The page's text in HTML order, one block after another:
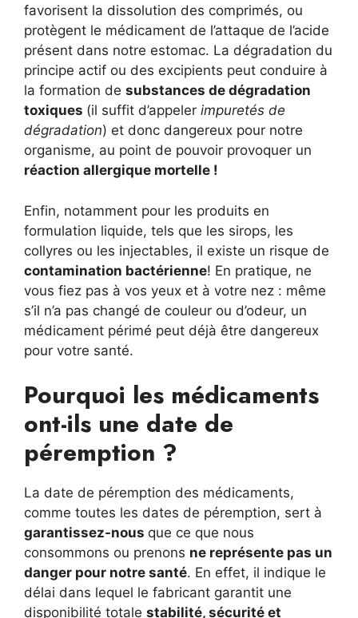
favorisent la dissolution des comprimés, ou
protègent le médicament de l’attaque de l’acide
présent dans notre estomac. La dégradation du
principe actif ou des excipients peut conduire à
la formation de substances de dégradation
toxiques (il suffit d’appeler impuretés de
dégradation) et donc dangereux pour notre
organisme, au point de pouvoir provoquer un
réaction allergique mortelle !
Enfin, notamment pour les produits en
formulation liquide, tels que les sirops, les
collyres ou les injectables, il existe un risque de
contamination bactérienne! En pratique, ne
vous fiez pas à vos yeux et à votre nez : même
s’il n’a pas changé de couleur ou d’odeur, un
médicament périmé peut déjà être dangereux
pour votre santé.
Pourquoi les médicaments
ont-ils une date de
péremption ?
La date de péremption des médicaments,
comme toutes les dates de péremption, sert à
garantissez-nous que ce que nous
consommons ou prenons ne représente pas un
danger pour notre santé. En effet, il indique le
délai dans lequel le fabricant garantit une
disponibilité totale stabilité, sécurité et